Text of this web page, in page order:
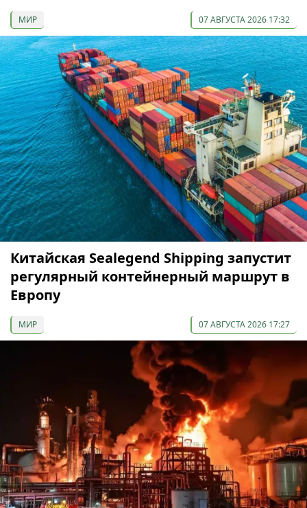
МИР 07 АВГУСТА 2026 17:32
Китайская Sealegend Shipping запустит
регулярный контейнерный маршрут в
Европу
МИР 07 АВГУСТА 2026 17:27